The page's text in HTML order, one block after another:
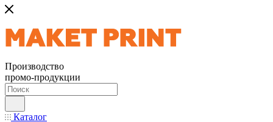
Производство
промо-продукции
Каталог